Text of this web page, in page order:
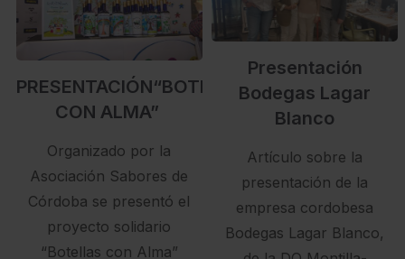
PRESENTACIÓN“BOTELLAS
CON ALMA”
Organizado por la
Asociación Sabores de
Córdoba se presentó el
proyecto solidario
“Botellas con Alma”
Presentación
Bodegas Lagar
Blanco
Artículo sobre la
presentación de la
empresa cordobesa
Bodegas Lagar Blanco,